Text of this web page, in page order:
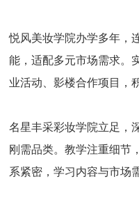
悦风美妆学院办学多年，
能，适配多元市场需求。
业活动、影楼合作项目，
名星丰采彩妆学院立足，
刚需品类。教学注重细节
系紧密，学习内容与市场